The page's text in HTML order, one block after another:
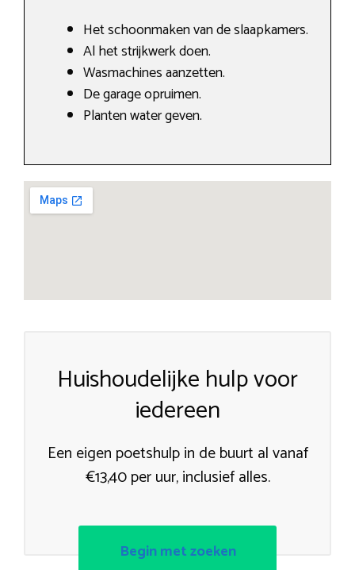
Het schoonmaken van de slaapkamers.
Al het strijkwerk doen.
Wasmachines aanzetten.
De garage opruimen.
Planten water geven.
Huishoudelijke hulp voor
iedereen
Een eigen poetshulp in de buurt al vanaf
€13,40 per uur, inclusief alles.
Begin met zoeken